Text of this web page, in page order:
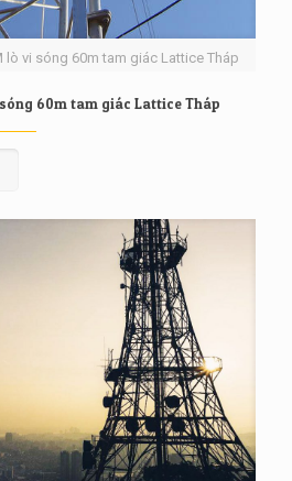
lò vi sóng 60m tam giác Lattice Tháp
60m tam giác Lattice Tháp